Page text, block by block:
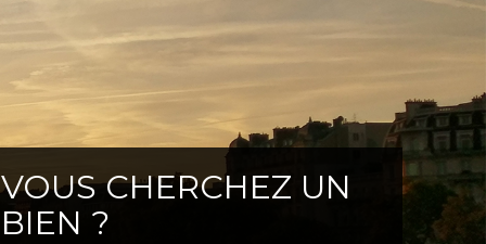
VOUS CHERCHEZ UN
BIEN ?